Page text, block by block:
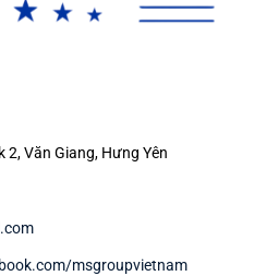
2, Văn Giang, Hưng Yên
msgroupvietnam